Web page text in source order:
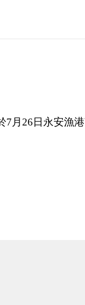
7月26日永安漁